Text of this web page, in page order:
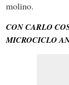
molino.
CON CARLO
MICROCICLO